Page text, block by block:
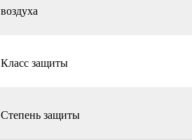
воздуха
Класс защиты
Степень защиты